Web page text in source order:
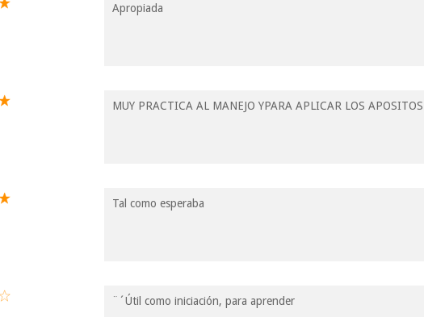
Apropiada
MUY PRACTICA AL MANEJO YPARA APLICAR LOS
Tal como esperaba
¨´Útil como iniciación, para aprender